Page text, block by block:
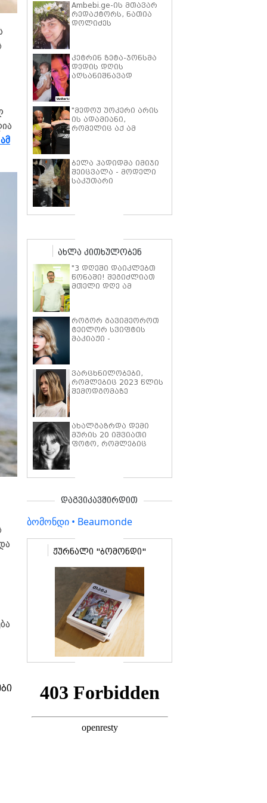
Ambebi.ge-ის მთავარ
რედაქტორს, ნათია
დოლიძეს
კეტრინ ზეტა-ჯონსმა
დედის დღის
აღსანიშნავად
"მედოუ უოკერი არის
ის ადამიანი,
რომელიც აქ ამ
კი წავალ და ცოტას
ვიტირებ" - ვინ
დიზელი კანის
ბელა ჰადიდმა იმიჯი
შეიცვალა - მოდელი
საკუთარი
პრეზენტაციაზე
გამოჩნდა
ახლა კითხულობენ
"3 დღეში დაიკლებთ
წონაში! შეგიძლიათ
მთელი დღე ამ
კლებისთვის
როგორ გავიმეოროთ
ტეილორ სვიფტის
მაკიაჟი -
ვარცხნილობები,
რომლებიც 2023 წლის
შემოდგომაზე
იდეები
ინსპირაციისათვის
ახალგაზრდა დემი
მურის 20 იშვიათი
ფოტო, რომლებიც
დაგვიკავშირდით
ბომონდი • Beaumonde
ჟურნალი "ბომონდი"